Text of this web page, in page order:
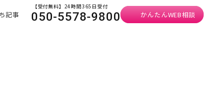
記事
【受付無料】24時間365日受付
050-5578-9800 かんたんWEB相談